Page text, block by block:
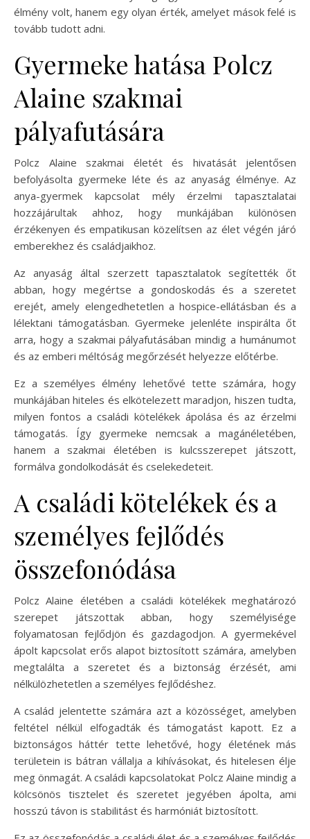
élmény volt, hanem egy olyan érték, amelyet mások felé is
tovább tudott adni.
Gyermeke hatása Polcz
Alaine szakmai
pályafutására
Polcz Alaine szakmai életét és hivatását jelentősen
befolyásolta gyermeke léte és az anyaság élménye. Az
anya-gyermek kapcsolat mély érzelmi tapasztalatai
hozzájárultak ahhoz, hogy munkájában különösen
érzékenyen és empatikusan közelítsen az élet végén járó
emberekhez és családjaikhoz.
Az anyaság által szerzett tapasztalatok segítették őt
abban, hogy megértse a gondoskodás és a szeretet
erejét, amely elengedhetetlen a hospice-ellátásban és a
lélektani támogatásban. Gyermeke jelenléte inspirálta őt
arra, hogy a szakmai pályafutásában mindig a humánumot
és az emberi méltóság megőrzését helyezze előtérbe.
Ez a személyes élmény lehetővé tette számára, hogy
munkájában hiteles és elkötelezett maradjon, hiszen tudta,
milyen fontos a családi kötelékek ápolása és az érzelmi
támogatás. Így gyermeke nemcsak a magánéletében,
hanem a szakmai életében is kulcsszerepet játszott,
formálva gondolkodását és cselekedeteit.
A családi kötelékek és a
személyes fejlődés
összefonódása
Polcz Alaine életében a családi kötelékek meghatározó
szerepet játszottak abban, hogy személyisége
folyamatosan fejlődjön és gazdagodjon. A gyermekével
ápolt kapcsolat erős alapot biztosított számára, amelyben
megtalálta a szeretet és a biztonság érzését, ami
nélkülözhetetlen a személyes fejlődéshez.
A család jelentette számára azt a közösséget, amelyben
feltétel nélkül elfogadták és támogatást kapott. Ez a
biztonságos háttér tette lehetővé, hogy életének más
területein is bátran vállalja a kihívásokat, és hitelesen élje
meg önmagát. A családi kapcsolatokat Polcz Alaine mindig a
kölcsönös tisztelet és szeretet jegyében ápolta, ami
hosszú távon is stabilitást és harmóniát biztosított.